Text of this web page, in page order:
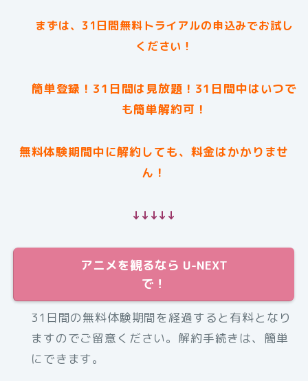
まずは、31日間無料トライアルの申込みでお試し
ください！
簡単登録！31日間は見放題！31日間中はいつで
も簡単解約可！
無料体験期間中に解約しても、料金はかかりませ
ん！
↓↓↓↓↓
アニメを観るなら U-NEXT
で！
31日間の無料体験期間を経過すると有料となり
ますのでご留意ください。解約手続きは、簡単
にできます。